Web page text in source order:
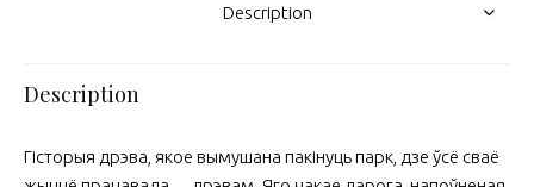
Description
Description
Гісторыя дрэва, якое вымушана пакінуць парк, дзе ўсё сваё